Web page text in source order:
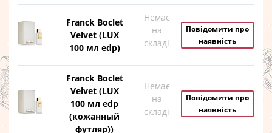
Franck Boclet
Velvet (LUX
100 мл edp)
Немає
на
складі
Повідомити про
наявність
Franck Boclet
Velvet (LUX
100 мл edp
(кожанный
футляр))
Немає
на
складі
Повідомити про
наявність